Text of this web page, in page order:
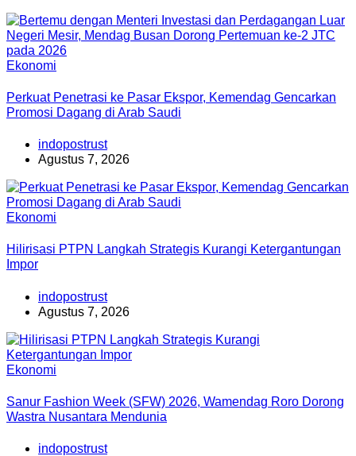
Ekonomi
Perkuat Penetrasi ke Pasar Ekspor, Kemendag Gencarkan
Promosi Dagang di Arab Saudi
indopostrust
Agustus 7, 2026
Ekonomi
Hilirisasi PTPN Langkah Strategis Kurangi Ketergantungan
Impor
indopostrust
Agustus 7, 2026
Ekonomi
Sanur Fashion Week (SFW) 2026, Wamendag Roro Dorong
Wastra Nusantara Mendunia
indopostrust